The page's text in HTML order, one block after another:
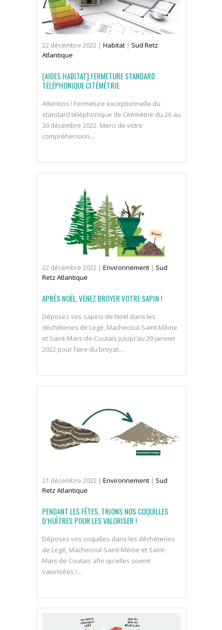
22 décembre 2022 | Habitat | Sud Retz
Atlantique
[AIDES HABITAT] FERMETURE STANDARD
TÉLÉPHONIQUE CITÉMÉTRIE
Attention ! Fermeture exceptionnelle du
standard téléphonique de Citémétrie du 26 au
30 décembre 2022. Merci de votre
compréhension....
22 décembre 2022 | Environnement | Sud
Retz Atlantique
APRÈS NOËL, VENEZ BROYER VOTRE SAPIN !
Déposez vos sapins de Noël dans les
déchèteries de Legé, Machecoul-Saint-Même
et Saint-Mars-de-Coutais jusqu'au 29 janvier
2022 pour faire du broyat....
21 décembre 2022 | Environnement | Sud
Retz Atlantique
PENDANT LES FÊTES, TRIONS NOS COQUILLES
D’HUÎTRES POUR LES VALORISER !
Déposez vos coquilles dans les déchèteries
de Legé, Machecoul-Saint-Même et Saint-
Mars de Coutais afin qu'elles soient
valorisées !...